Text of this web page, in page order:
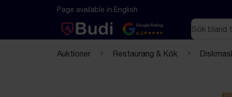
Hoppa till innehåll
Textbaserad (markdown) version av denna sida
Page available in English
Google Rating
4.5
Sök
Auktioner Restaurang & Kök